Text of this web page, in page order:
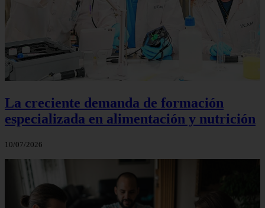
La creciente demanda de formación
especializada en alimentación y nutrición
10/07/2026